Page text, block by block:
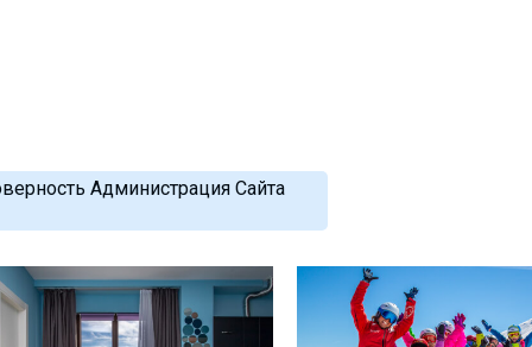
Администрация Сайта